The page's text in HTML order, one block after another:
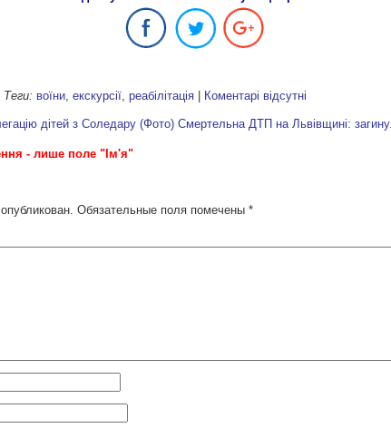
Теги: воїни ,екскурсії ,реабілітація | Коментарі відсутні
дітей з Соледару (Фото) Смертельна ДТП на Львівщині:
- лише поле "Ім'я"
Обязательные поля помечены*